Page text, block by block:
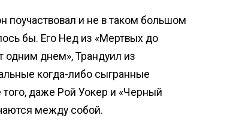
поучаствовал и не в таком большом
бы. Его Нед из «Мертвых до
одним днем», Трандуил из
когда-либо сыгранные
даже Рой Уокер и «Черный
между собой.